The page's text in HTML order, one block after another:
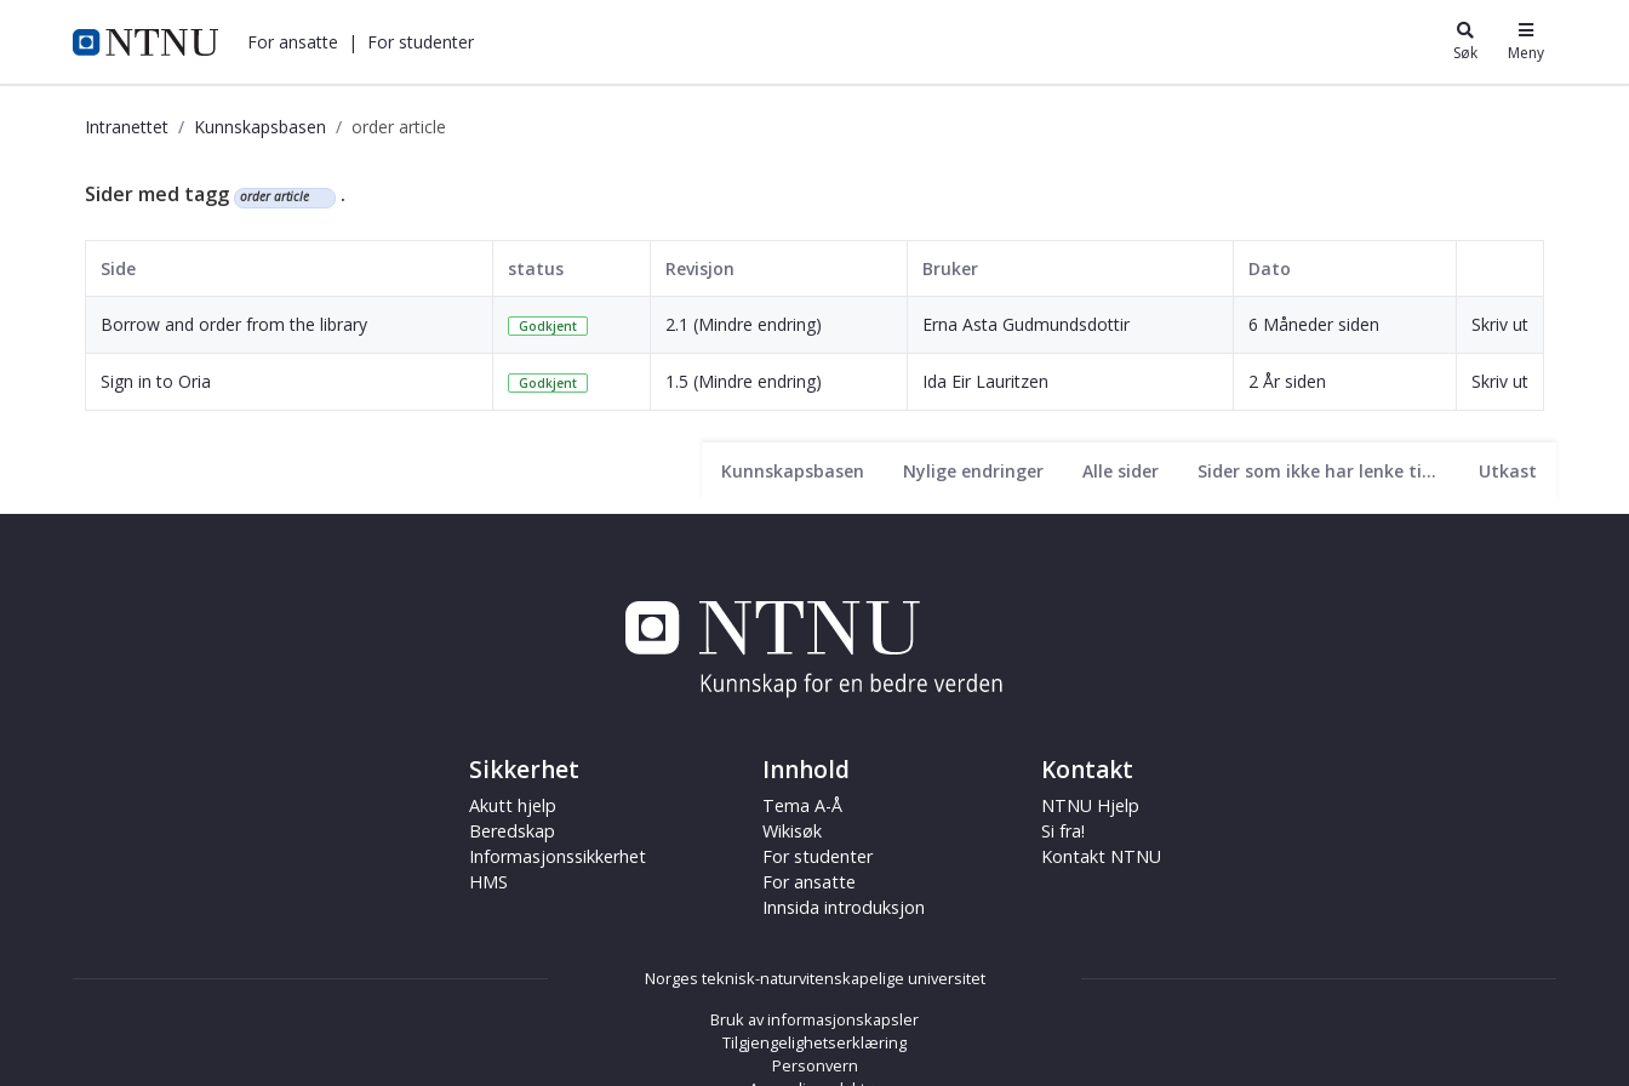
i.ntnu.no For ansatte | For studenter Søk Meny
Intranettet Kunnskapsbasen order article
Kunnskapsbasen
Kunnskapsbasen Nylige endringer Alle sider Sider som ikke har lenke til seg Utkast
Sider med tagg order article .
Side status Revisjon Bruker Dato
Borrow and order from the library Godkjent 2.1 (Mindre endring) Erna Asta Gudmundsdottir 6 Måneder siden Skriv ut
Sign in to Oria Godkjent 1.5 (Mindre endring) Ida Eir Lauritzen 2 År siden Skriv ut
Sikkerhet
Akutt hjelp
Beredskap
Informasjonssikkerhet
HMS
Innhold
Tema A-Å
Wikisøk
For studenter
For ansatte
Innsida introduksjon
Kontakt
NTNU Hjelp
Si fra!
Kontakt NTNU
Norges teknisk-naturvitenskapelige universitet
Bruk av informasjonskapsler
Tilgjengelighetserklæring
Personvern